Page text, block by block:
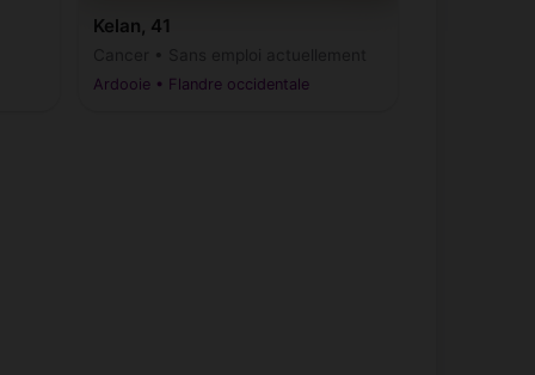
Kelan, 41
Ardooie • Flandre occidentale